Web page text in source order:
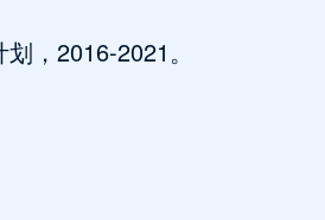
，2016-2021。